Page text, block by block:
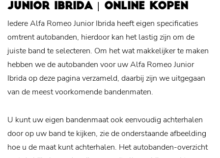
JUNIOR IBRIDA | ONLINE KOPEN
Iedere Alfa Romeo Junior Ibrida heeft eigen specificaties
omtrent autobanden, hierdoor kan het lastig zijn om de
juiste band te selecteren. Om het wat makkelijker te maken
hebben we de autobanden voor uw Alfa Romeo Junior
Ibrida op deze pagina verzameld, daarbij zijn we uitgegaan
van de meest voorkomende bandenmaten.
U kunt uw eigen bandenmaat ook eenvoudig achterhalen
door op uw band te kijken, zie de onderstaande afbeelding
hoe u de maat kunt achterhalen. Het autobanden-overzicht